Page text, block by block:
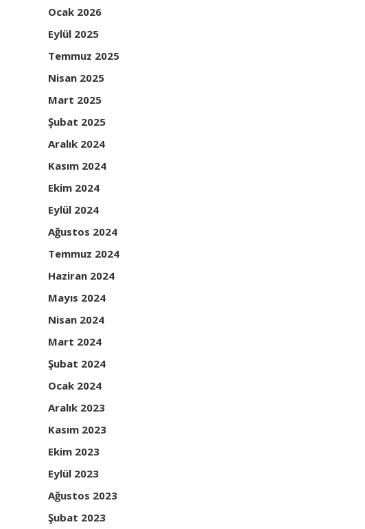
Ocak 2026
Eylül 2025
Temmuz 2025
Nisan 2025
Mart 2025
Şubat 2025
Aralık 2024
Kasım 2024
Ekim 2024
Eylül 2024
Ağustos 2024
Temmuz 2024
Haziran 2024
Mayıs 2024
Nisan 2024
Mart 2024
Şubat 2024
Ocak 2024
Aralık 2023
Kasım 2023
Ekim 2023
Eylül 2023
Ağustos 2023
Şubat 2023